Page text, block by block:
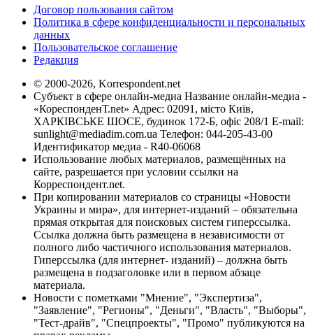
Договор пользования сайтом
Политика в сфере конфиденциальности и персональных
данных
Пользовательское соглашение
Редакция
© 2000-2026, Korrespondent.net
Субъект в сфере онлайн-медиа Название онлайн-медиа -
«КореспонденТ.net» Адрес: 02091, місто Київ,
ХАРКІВСЬКЕ ШОСЕ, будинок 172-Б, офіс 208/1 E-mail:
sunlight@mediadim.com.ua Телефон: 044-205-43-00
Идентификатор медиа - R40-06068
Использование любых материалов, размещённых на
сайте, разрешается при условии ссылки на
Корреспондент.net.
При копировании материалов со страницы «Новости
Украины и мира», для интернет-изданий – обязательна
прямая открытая для поисковых систем гиперссылка.
Ссылка должна быть размещена в независимости от
полного либо частичного использования материалов.
Гиперссылка (для интернет- изданий) – должна быть
размещена в подзаголовке или в первом абзаце
материала.
Новости с пометками "Мнение", "Экспертиза",
"Заявление", "Регионы", "Деньги", "Власть", "Выборы",
"Тест-драйв", "Спецпроекты", "Промо" публикуются на